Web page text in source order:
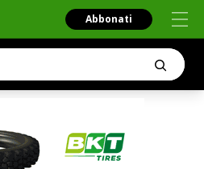
Abbonati